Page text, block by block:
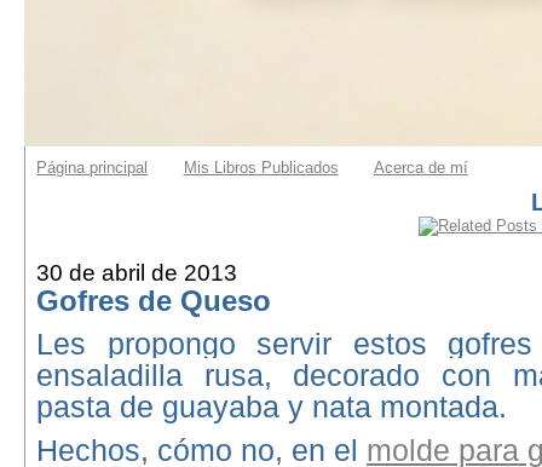
Página principal Mis Libros Publicados Acerca de mí
30 de abril de 2013
Gofres de Queso
Les propongo servir estos
ensaladilla rusa, decorado con
pasta de guayaba y nata montada.
Hechos, cómo no, en el molde para